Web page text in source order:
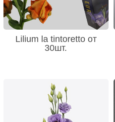
Lilium la tintoretto от
30шт.